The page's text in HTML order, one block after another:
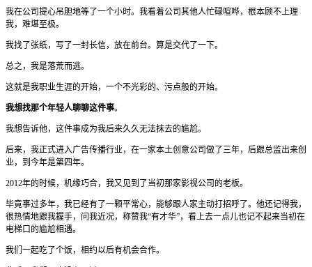
我在公司提心吊胆地等了一个小时。我看着公司其他人忙碌喧哗，根本顾不上理
我，难堪至极。
我找了张纸，写了一封长信，放在前台。算是交代了一下。
总之，我是落荒而逃。
这就是我职业生涯的开始，一个不光彩的、污点般的开始。
我想找那个年轻人聊聊这件事。
我想告诉他，这件事成为我后来久久无法抹去的尴尬。
后来，我正式进入广告传播行业，在一家本土创意公司做了三年，后跟总监出来创
业，到今年是第四年。
2012年的时候，机缘巧合，我又见到了当初那家影视公司的老板。
毕竟事过多年，我已经有了一颗平常心，能够跟人家主动打招呼了。他还记得我，
很热情地跟我握手，问我近况，称赞我“有才华”，看上去一点儿也记不起来当初在
电梯口的尴尬相遇。
我们一起吃了个饭，相约以后有机会合作。